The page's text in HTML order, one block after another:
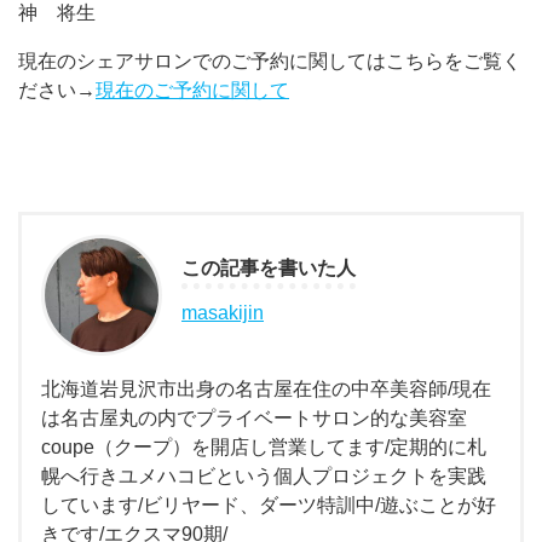
神 将生
現在のシェアサロンでのご予約に関してはこちらをご覧く
ださい→現在のご予約に関して
この記事を書いた人
masakijin
北海道岩見沢市出身の名古屋在住の中卒美容師/現在
は名古屋丸の内でプライベートサロン的な美容室
coupe（クープ）を開店し営業してます/定期的に札
幌へ行きユメハコビという個人プロジェクトを実践
しています/ビリヤード、ダーツ特訓中/遊ぶことが好
きです/エクスマ90期/